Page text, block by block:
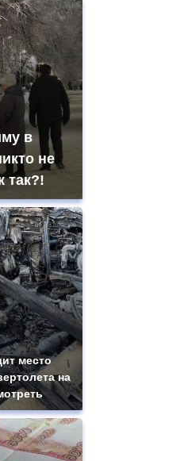
в
не
так?!
место
на